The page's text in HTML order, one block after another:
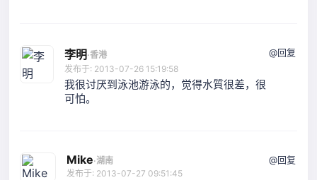
李明 ·香港
发布于: 2013-07-26 15:19:58
我很讨厌到泳池游泳的，觉得水質很差，很
可怕。
@回复
Mike·湖南
发布于: 2013-07-27 09:51:45
@回复